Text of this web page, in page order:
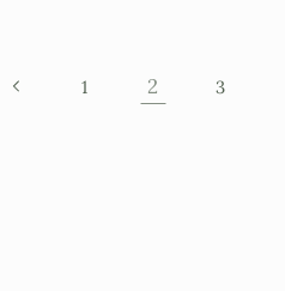
1 2 3